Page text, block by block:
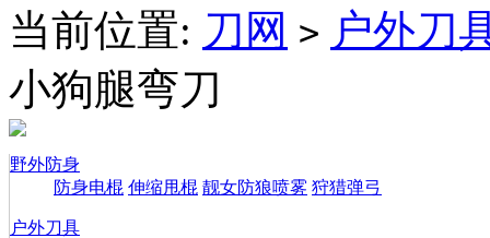
当前位置: 刀网 > 户外刀
小狗腿弯刀
野外防身
防身电棍 伸缩甩棍 靓女防狼喷雾 狩猎弹弓
户外刀具